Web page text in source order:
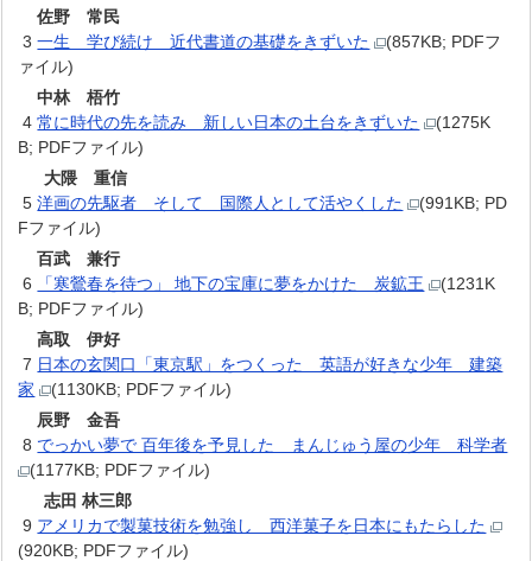
佐野 常民
3一生 学び続け 近代書道の基礎をきずいた
(857KB; PDFフ
ァイル)
中林 梧竹
4常に時代の先を読み 新しい日本の土台をきずいた
(1275K
B; PDFファイル)
大隈 重信
5洋画の先駆者 そして 国際人として活やくした
(991KB; PD
Fファイル)
百武 兼行
6
「寒鶯春を待つ」 地下の宝庫に夢をかけた 炭鉱王
(1231K
B; PDFファイル)
高取 伊好
7 日本の玄関口「東京駅」をつくった 英語が好きな少年 建築
家
(1130KB; PDFファイル)
辰野 金吾
8 でっかい夢で 百年後を予見した まんじゅう屋の少年 科学者
(1177KB; PDFファイル)
志田 林三郎
9 アメリカで製菓技術を勉強し 西洋菓子を日本にもたらした
(920KB; PDFファイル)